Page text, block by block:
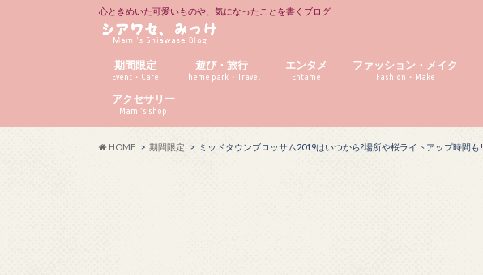
心ときめいた可愛いものや、気になったことを書くブログ
期間限定
Event・Cafe
遊び・旅行
Theme park・Travel
エンタメ
Entame
ファッション・メイク
Fashion・Make
アクセサリー
Mami’s shop
HOME 期間限定 ミッドタウンブロッサム2019はいつから?場所や桜ライトアップ時間も!